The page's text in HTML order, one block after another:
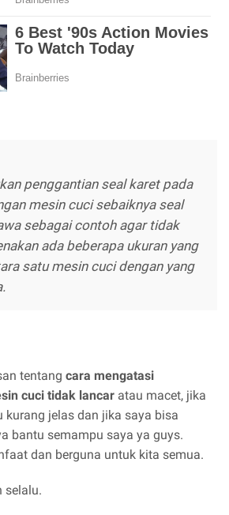
penggantian seal karet pada
mesin cuci sebaiknya seal
sebagai contoh agar tidak
ada beberapa ukuran yang
satu mesin cuci dengan yang
tentang cara mengatasi
cuci tidak lancar atau macet, jika
kurang jelas dan jika saya bisa
bantu semampu saya ya guys.
dan berguna untuk kita semua.
selalu.